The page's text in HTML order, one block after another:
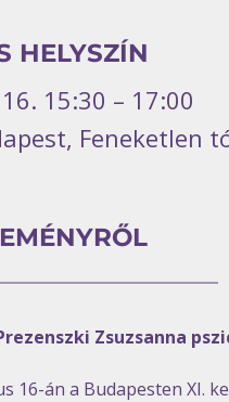
HELYSZÍN
15:30 – 17:00
Feneketlen
Zsuzsanna
16-án a Budapesten XI.